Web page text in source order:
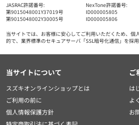
JASRAC許諾番号:
第9015048001Y37019号
第9015048002Y30005号
NexTone許諾番号:
ID000005805
ID000005806
当サイトでは、お客様に安心してご利用いただくため、個
的で、業界標準のセキュアサーバ「SSL暗号化通信」を採用
当サイトについて
スズキオンラインショップとは
ご利用の前に
個人情報保護方針
ご
は
よ
お